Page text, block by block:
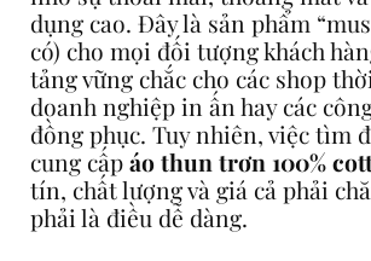
s
ỉ
s
ố
l
ư
ợ
dụng cao. Đây là sản phẩm
có) cho mọi đối tượng khách
tảng vững chắc cho các shop
doanh nghiệp in ấn hay các
đồng phục. Tuy nhiên, việc tìm
cung cấpáo thun trơn 100%
tín, chất lượng và giá cả phải
phải là điều dễ dàng.